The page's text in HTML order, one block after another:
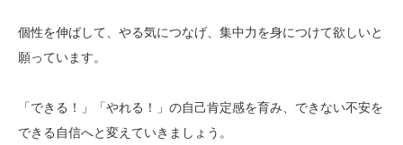
個性を伸ばして、やる気につなげ、集中力を身につけて欲しいと
願っています。
「できる！」「やれる！」の自己肯定感を育み、できない不安を
できる自信へと変えていきましょう。